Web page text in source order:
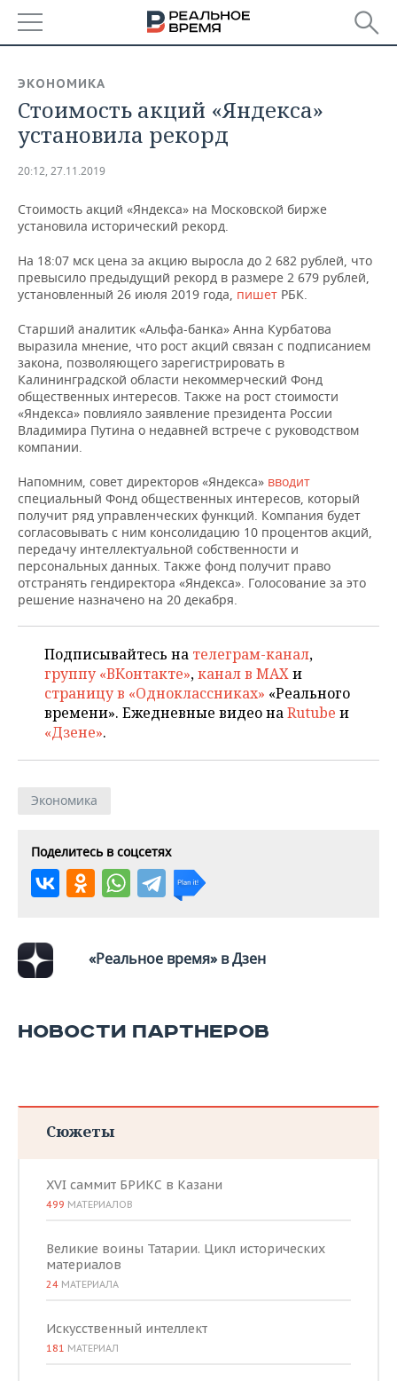
БАШКОРТОСТАН
ТАТАРСТАН
НОВОСТИ
АНАЛИТИКА
ДЕКЛАРАЦИИ О ДОХОДАХ
КОРОЛИ ГОСЗАКАЗА ПФО
КОМУ ПРИНАДЛЕЖАТ
ТОРГОВЫЕ ЦЕНТРЫ
ТАТАРСТАНА
НОВОСТИ ЭКОНОМИКИ
ФИНАНСЫ
БЮДЖЕТ
ИНВЕСТИЦИИ
ПРОМЫШЛЕННОСТЬ
НОВОСТИ
ПРОМЫШЛЕННОСТИ
АГРОПРОМ
МАШИНОСТРОЕНИЕ
НЕФТЕХИМИЯ
НЕФТЬ
ОПК
ЭНЕРГЕТИКА
НЕДВИЖИМОСТЬ
НОВОСТИ АВТО
БИЗНЕС
НОВОСТИ БИЗНЕСА
РОЗНИЧНАЯ ТОРГОВЛЯ
УСЛУГИ
ТЕХНОЛОГИИ
НОВОСТИ ТЕХНОЛОГИЙ
МЕДИА
ТЕЛЕКОММУНИКАЦИИ
МЕРОПРИЯТИЯ
ВЫЕЗДНАЯ РЕДАКЦИЯ
БИЗНЕС-БРАНЧИ
ONLINE-КОНФЕРЕНЦИИ
НОВОСТИ СПОРТА
ФУТБОЛ
ХОККЕЙ
ВОЛЕЙБОЛ
КИБЕРСПОРТ
ФИГУРНОЕ КАТАНИЕ
ВОДНЫЕ ВИДЫ СПОРТА
ОБЩЕСТВО
НОВОСТИ ОБЩЕСТВА
ВЛАСТЬ
ИСТОРИЯ
КУЛЬТУРА
МЕДИЦИНА
ОБРАЗОВАНИЕ
ФОТОГАЛЕРЕЯ
СЮЖЕТЫ
СПИСОК ПЕРСОН
СПИСОК КОМПАНИЙ
ПОЛНАЯ ВЕРСИЯ
ЭКОНОМИКА
Стоимость акций «Яндекса»
установила рекорд
20:12, 27.11.2019
Стоимость акций «Яндекса» на Московской бирже
установила исторический рекорд.
На 18:07 мск цена за акцию выросла до 2 682 рублей, что
превысило предыдущий рекорд в размере 2 679 рублей,
установленный 26 июля 2019 года, пишет РБК.
Старший аналитик «Альфа-банка» Анна Курбатова
выразила мнение, что рост акций связан с подписанием
закона, позволяющего зарегистрировать в
Калининградской области некоммерческий Фонд
общественных интересов. Также на рост стоимости
«Яндекса» повлияло заявление президента России
Владимира Путина о недавней встрече с руководством
компании.
Напомним, совет директоров «Яндекса» вводит
специальный Фонд общественных интересов, который
получит ряд управленческих функций. Компания будет
согласовывать с ним консолидацию 10 процентов акций,
передачу интеллектуальной собственности и
персональных данных. Также фонд получит право
отстранять гендиректора «Яндекса». Голосование за это
решение назначено на 20 декабря.
Подписывайтесь на телеграм-канал,
группу «ВКонтакте»,канал в MAXи
страницу в «Одноклассниках» «Реального
времени». Ежедневные видео наRutube и
«Дзене».
Экономика
Поделитесь в соцсетях
«Реальное время» в Дзен
НОВОСТИ ПАРТНЕРОВ
Сюжеты
XVI саммит БРИКС в Казани
499 МАТЕРИАЛОВ
Великие воины Татарии. Цикл исторических
материалов
24 МАТЕРИАЛА
Искусственный интеллект
181 МАТЕРИАЛ